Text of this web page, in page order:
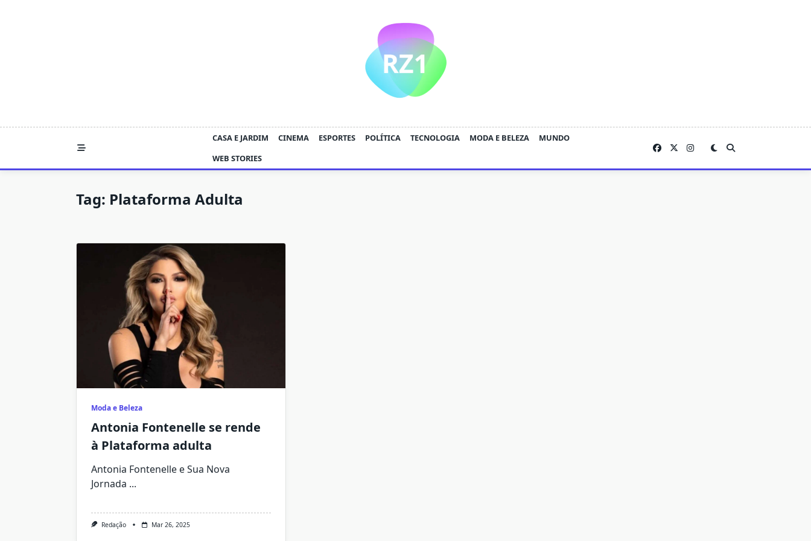
CASA E JARDIM CINEMA ESPORTES POLÍTICA TECNOLOGIA MODA E BELEZA
MUNDO
WEB STORIES
Tag: Plataforma Adulta
Moda e Beleza
Antonia Fontenelle se rende
à Plataforma adulta
Antonia Fontenelle e Sua Nova
Jornada ...
Redação Mar 26, 2025